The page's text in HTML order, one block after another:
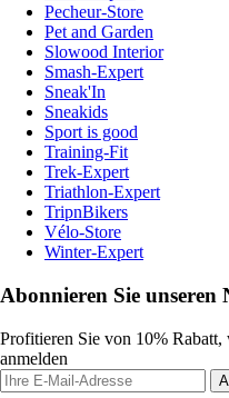
Pecheur-Store
Pet and Garden
Slowood Interior
Smash-Expert
Sneak'In
Sneakids
Sport is good
Training-Fit
Trek-Expert
Triathlon-Expert
TripnBikers
Vélo-Store
Winter-Expert
Abonnieren Sie unseren
Profitieren Sie von 10%
anmelden